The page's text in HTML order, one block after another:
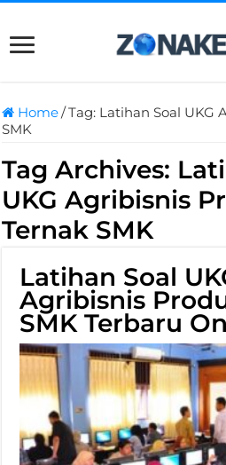
Home/Tag: Latihan Soal UKG
SMK
Tag Archives:
UKG Agribisnis
Ternak SMK
Latihan Soal
Agribisnis
SMK Terbaru